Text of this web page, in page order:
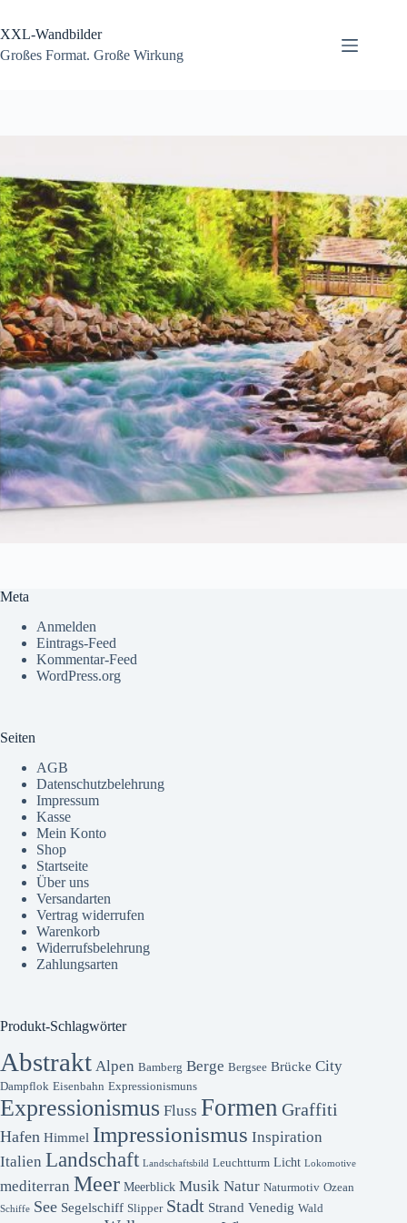
springen
XXL-Wandbilder
Großes Format. Große Wirkung
Meta
Anmelden
Eintrags-Feed
Kommentar-Feed
WordPress.org
Seiten
AGB
Datenschutzbelehrung
Impressum
Kasse
Mein Konto
Shop
Startseite
Über uns
Versandarten
Vertrag widerrufen
Warenkorb
Widerrufsbelehrung
Zahlungsarten
Produkt-Schlagwörter
Abstrakt Alpen Bamberg Berge Bergsee Brücke City
Dampflok Eisenbahn Expressionismuns
Expressionismus Fluss Formen Graffiti
Hafen Himmel Impressionismus Inspiration
Italien Landschaft Landschaftsbild Leuchtturm Licht Lokomotive
mediterran Meer Meerblick Musik Natur Naturmotiv Ozean
Schiffe See Segelschiff Slipper Stadt Strand Venedig Wald